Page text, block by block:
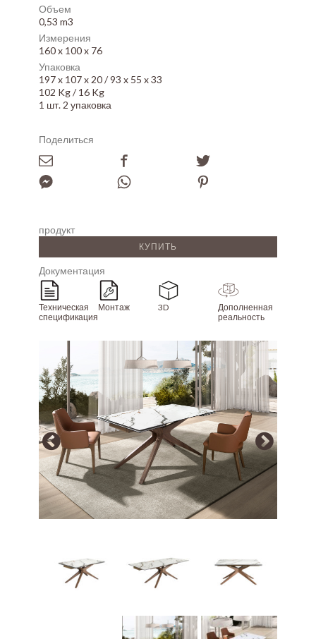
Объем
0,53 m3
Измерения
160 x 100 x 76
Упаковка
197 x 107 x 20 / 93 x 55 x 33
102 Kg / 16 Kg
1 шт. 2 упаковка
Поделиться
продукт
КУПИТЬ
Документация
Техническая
спецификация
Монтаж 3D
Дополненная
реальность